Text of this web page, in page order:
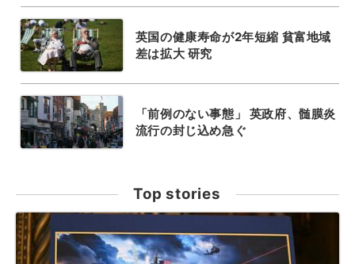
英国の健康寿命が2年短縮 貧富地域
差は拡大 研究
「前例のない事態」 英政府、髄膜炎
流行の封じ込め急ぐ
Top stories